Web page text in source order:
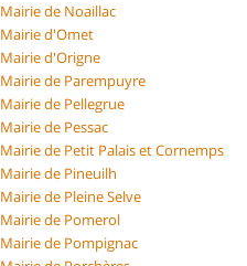
Mairie de Noaillac
Mairie d'Omet
Mairie d'Origne
Mairie de Parempuyre
Mairie de Pellegrue
Mairie de Pessac
Mairie de Petit Palais et Cornemps
Mairie de Pineuilh
Mairie de Pleine Selve
Mairie de Pomerol
Mairie de Pompignac